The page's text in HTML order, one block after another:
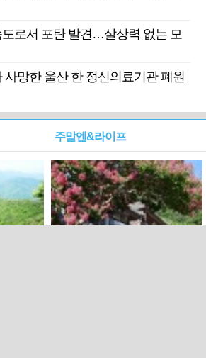
로서 포탄 발견…살상력 없는 모
사망한 울산 한 정신의료기관 폐원
주말엔&라이프